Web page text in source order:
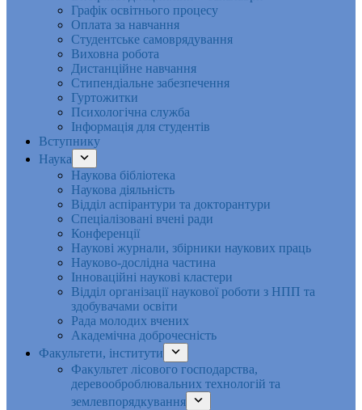
Графік освітнього процесу
Оплата за навчання
Студентське самоврядування
Виховна робота
Дистанційне навчання
Стипендіальне забезпечення
Гуртожитки
Психологічна служба
Інформація для студентів
Вступнику
Наука
Наукова бібліотека
Наукова діяльність
Відділ аспірантури та докторантури
Спеціалізовані вчені ради
Конференції
Наукові журнали, збірники наукових праць
Науково-дослідна частина
Інноваційні наукові кластери
Відділ організації наукової роботи з НПП та
здобувачами освіти
Рада молодих вчених
Академічна доброчесність
Факультети, інститути
Факультет лісового господарства,
деревооброблювальних технологій та
землевпорядкування